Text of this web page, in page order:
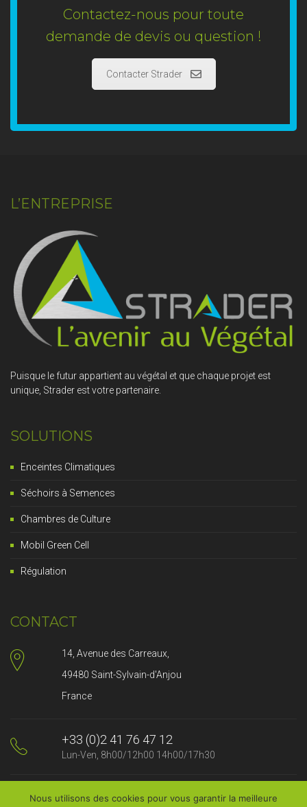
Contactez-nous pour toute
demande de devis ou question !
Contacter Strader
L’ENTREPRISE
Puisque le futur appartient au végétal et que chaque projet est
unique, Strader est votre partenaire.
SOLUTIONS
Enceintes Climatiques
Séchoirs à Semences
Chambres de Culture
Mobil Green Cell
Régulation
CONTACT
14, Avenue des Carreaux,
49480 Saint-Sylvain-d'Anjou
France
+33 (0)2 41 76 47 12
Lun-Ven, 8h00/12h00 14h00/17h30
contact@strader.fr
Nous utilisons des cookies pour vous garantir la meilleure